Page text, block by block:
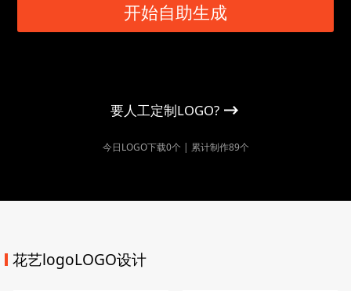
开始自助生成
要人工定制LOGO?
今日LOGO下载0个 | 累计制作89个
花艺logoLOGO设计